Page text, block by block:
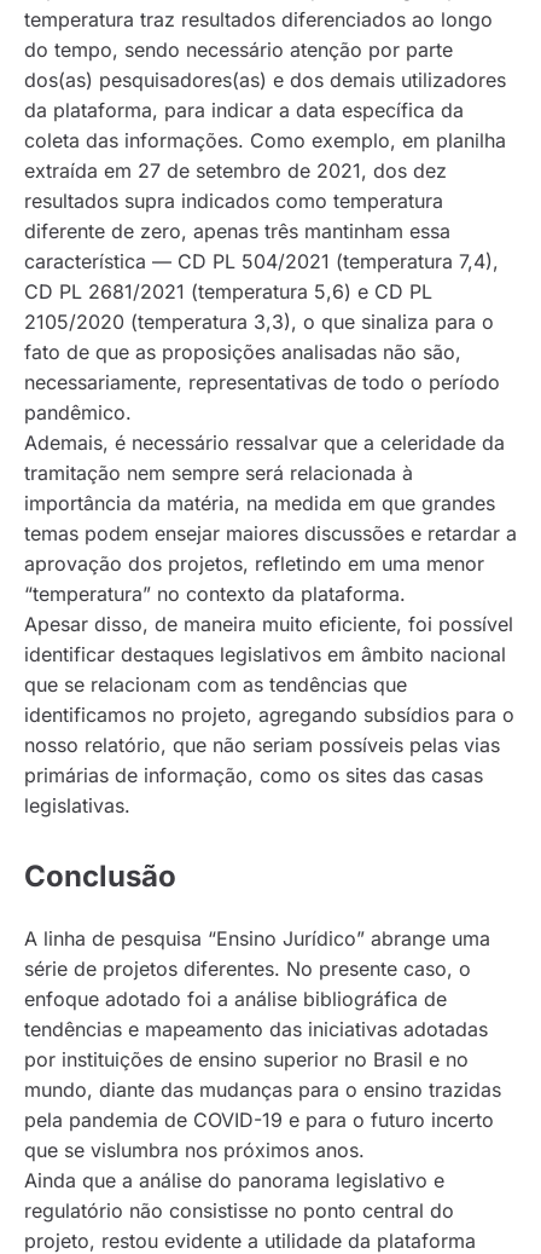
temperatura traz resultados diferenciados ao longo
do tempo, sendo necessário atenção por parte
dos(as) pesquisadores(as) e dos demais utilizadores
da plataforma, para indicar a data específica da
coleta das informações. Como exemplo, em planilha
extraída em 27 de setembro de 2021, dos dez
resultados supra indicados como temperatura
diferente de zero, apenas três mantinham essa
característica — CD PL 504/2021 (temperatura 7,4),
CD PL 2681/2021 (temperatura 5,6) e CD PL
2105/2020 (temperatura 3,3), o que sinaliza para o
fato de que as proposições analisadas não são,
necessariamente, representativas de todo o período
pandêmico.
Ademais, é necessário ressalvar que a celeridade da
tramitação nem sempre será relacionada à
importância da matéria, na medida em que grandes
temas podem ensejar maiores discussões e retardar a
aprovação dos projetos, refletindo em uma menor
“temperatura” no contexto da plataforma.
Apesar disso, de maneira muito eficiente, foi possível
identificar destaques legislativos em âmbito nacional
que se relacionam com as tendências que
identificamos no projeto, agregando subsídios para o
nosso relatório, que não seriam possíveis pelas vias
primárias de informação, como os sites das casas
legislativas.
Conclusão
A linha de pesquisa “Ensino Jurídico” abrange uma
série de projetos diferentes. No presente caso, o
enfoque adotado foi a análise bibliográfica de
tendências e mapeamento das iniciativas adotadas
por instituições de ensino superior no Brasil e no
mundo, diante das mudanças para o ensino trazidas
pela pandemia de COVID-19 e para o futuro incerto
que se vislumbra nos próximos anos.
Ainda que a análise do panorama legislativo e
regulatório não consistisse no ponto central do
projeto, restou evidente a utilidade da plataforma